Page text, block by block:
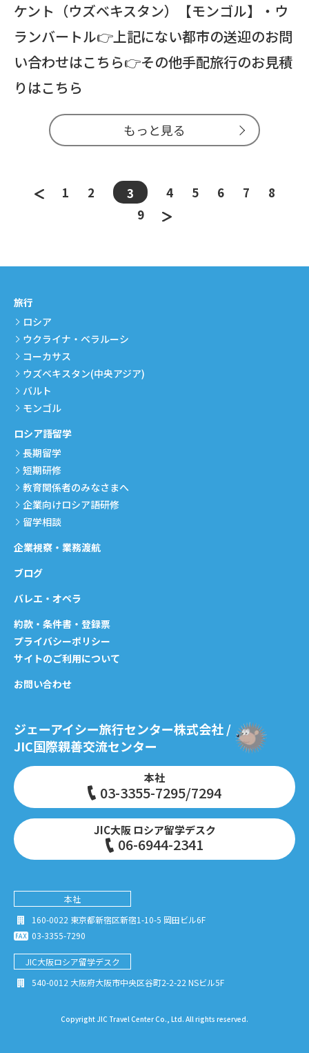
ケント（ウズベキスタン）【モンゴル】・ウ
ランバートル👉上記にない都市の送迎のお問
い合わせはこちら👉その他手配旅行のお見積
りはこちら
もっと見る
1 2 3 4 5 6 7
8
9
旅行
ロシア
ウクライナ・ベラルーシ
コーカサス
ウズベキスタン(中央アジア)
バルト
モンゴル
ロシア語留学
長期留学
短期研修
教育関係者のみなさまへ
企業向けロシア語研修
留学相談
企業視察・業務渡航
ブログ
バレエ・オペラ
約款・条件書・登録票
プライバシーポリシー
サイトのご利用について
お問い合わせ
ジェーアイシー旅行センター株式会社 /
JIC国際親善交流センター
本社
03-3355-7295/7294
JIC大阪 ロシア留学デスク
06-6944-2341
本社
160-0022 東京都新宿区新宿1-10-5 岡田ビル6F
03-3355-7290
JIC大阪ロシア留学デスク
540-0012 大阪府大阪市中央区谷町2-2-22 NSビル5F
Copyright JIC Travel Center Co., Ltd. All rights reserved.